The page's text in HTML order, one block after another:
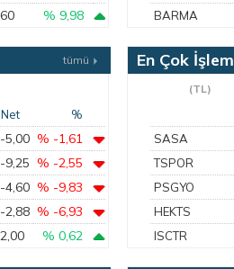
% 9,98 BARMA
tümü
Net
%
-5,00 % -1,61
-9,25 % -2,55
-4,60 % -9,83
-2,88 % -6,93
2,00 % 0,62
En Çok İşlem
(TL)
SASA
TSPOR
PSGYO
HEKTS
ISCTR